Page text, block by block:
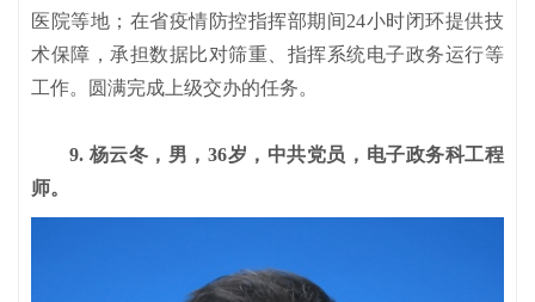
医院等地；在省疫情防控指挥部期间24小时闭环提供技
术保障，承担数据比对筛重、指挥系统电子政务运行等
工作。圆满完成上级交办的任务。
9. 杨云冬，男，36岁，中共党员，电子政务科工程
师。